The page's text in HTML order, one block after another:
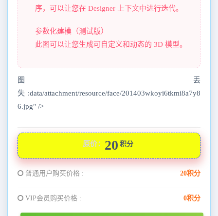
序，可以让您在 Designer 上下文中进行迭代。
参数化建模（测试版）
此图可以让您生成可自定义和动态的 3D 模型。
图丢
失:data/attachment/resource/face/201403wkoyi6tkmi8a7y8
6.jpg" />
原价： 20 积分
普通用户购买价格 : 20积分
VIP会员购买价格 : 0积分